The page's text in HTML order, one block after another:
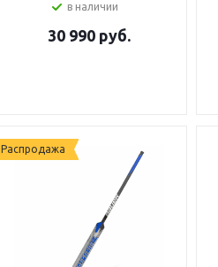
в наличии
30 990 руб.
Распродажа